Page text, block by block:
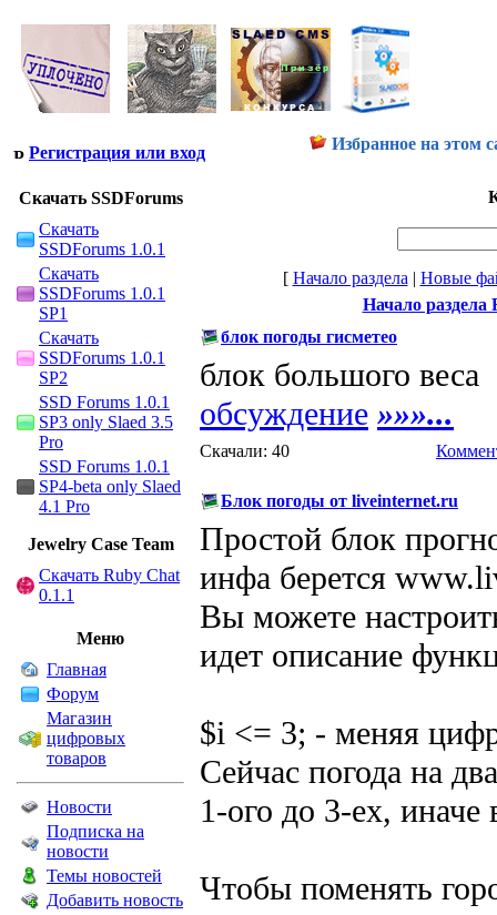
Регистрация или вход Избранное на этом
Скачать SSDForums
Скачать
SSDForums 1.0.1
Скачать
SSDForums 1.0.1
SP1
Скачать
SSDForums 1.0.1
SP2
SSD Forums 1.0.1
SP3 only Slaed 3.5
Pro
SSD Forums 1.0.1
SP4-beta only Slaed
4.1 Pro
Jewelry Сase Team
Скачать Ruby Chat
0.1.1
Меню
Главная
Форум
Магазин
цифровых
товаров
Новости
Подписка на
новости
Темы новостей
Добавить новость
[ Начало раздела | Новые
Начало раздела
блок погоды гисметео
блок большого веса
обсуждение »»»...
Скачали: 40
Блок погоды от liveinternet.ru
Простой блок
инфа берется
Вы можете
идет описание
$i <= 3; - меняя
Сейчас погода на
1-ого до 3-ех, иначе
Чтобы поменять